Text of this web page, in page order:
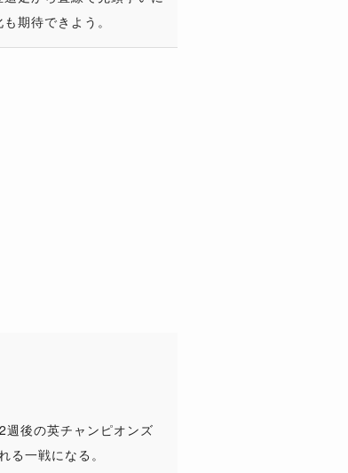
期待できよう。
後の英チャンピオンズ
一戦になる。